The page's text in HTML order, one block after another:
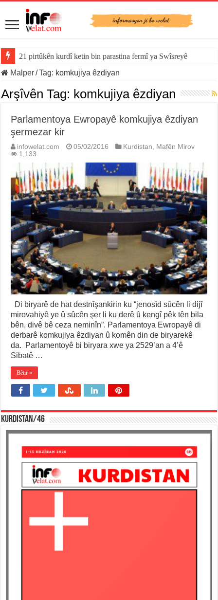
21 pirtûkên kurdî ketin bin parastina fermî ya Swîsreyê
Malper/Tag: komkujiya êzdiyan
Arşîvên Tag: komkujiya êzdiyan
Parlamentoya Ewropayê komkujiya êzdiyan
şermezar kir
infowelat.com 05/02/2016 Kurdistan, Mafên Mirov
1,133
Di biryarê de hat destnîşankirin ku “jenosîd sûcên li dijî
mirovahiyê ye û sûcên şer li ku derê û kengî pêk tên bila
bên, divê bê ceza neminîn”. Parlamentoya Ewropayê di
derbarê komkujiya êzdiyan û komên din de biryarekê
da. Parlamentoyê bi biryara xwe ya 2529’an a 4’ê
Sibatê …
Bêtir »
KURDISTAN/46